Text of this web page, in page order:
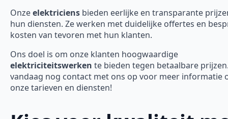
Onzeelektriciens bieden eerlijke en transparante
hun diensten. Ze werken met duidelijke offertes en
kosten van tevoren met hun klanten.
Ons doel is om onze klanten hoogwaardige
elektriciteitswerken te bieden tegen betaalbare
vandaag nog contact met ons op voor meer informatie
onze tarieven en diensten!